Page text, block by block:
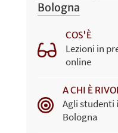
Bologna
COS'È
Lezioni in
online
A CHI È
Agli studenti
Bologna